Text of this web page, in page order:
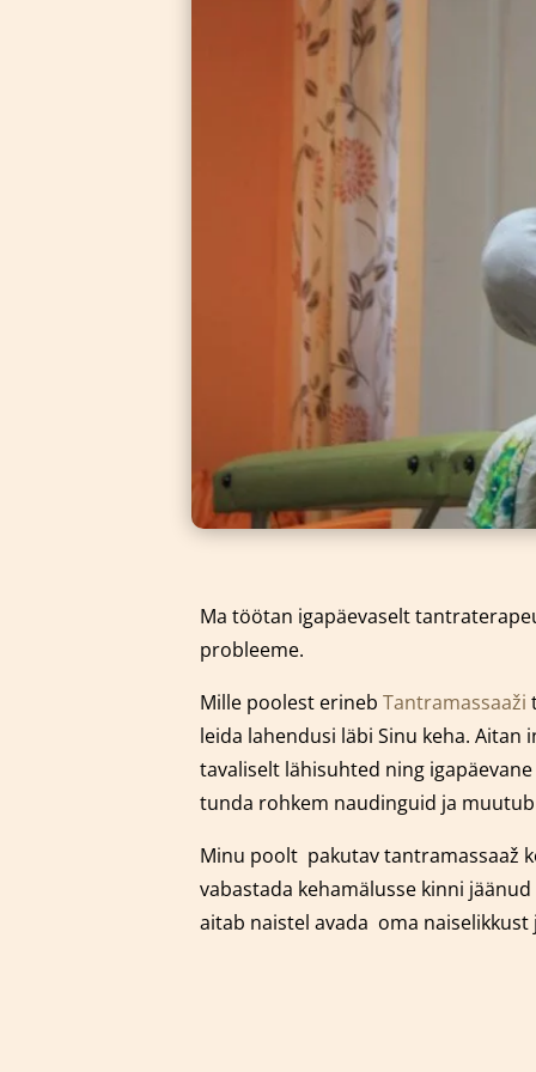
Ma töötan igapäevaselt
probleeme.
Mille poolest erineb Tantramassaaži
leida lahendusi läbi Sinu keha.
tavaliselt lähisuhted ning
tunda rohkem naudinguid ja
Minu poolt pakutav tantramassaaž
vabastada kehamälusse kinni
aitab naistel avada oma naiselikkust